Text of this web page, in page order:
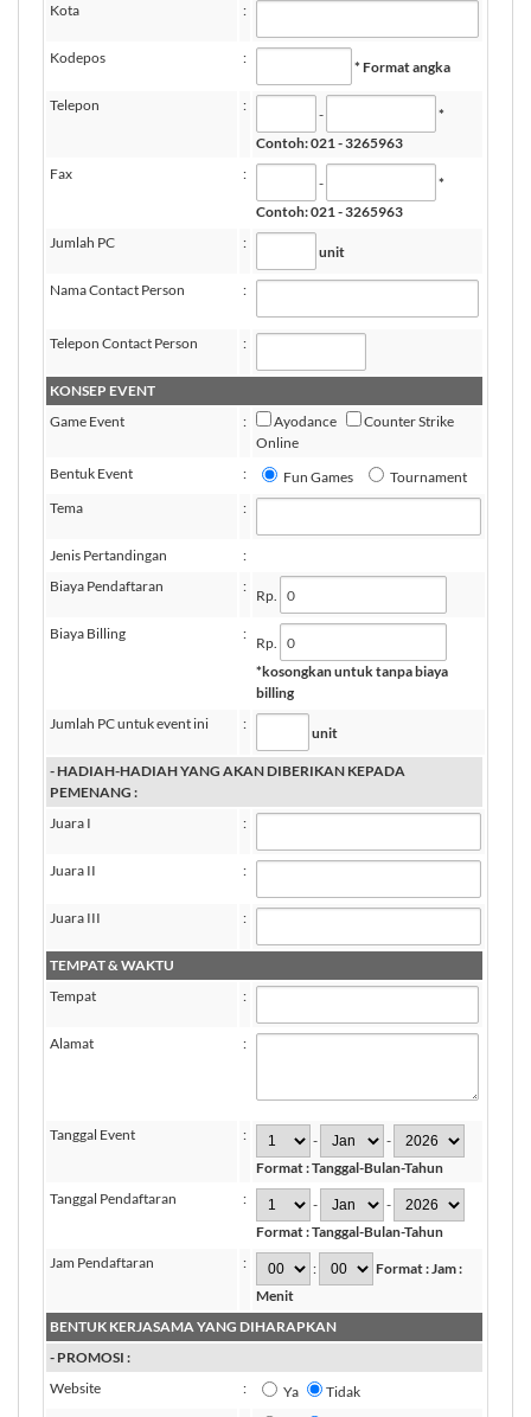
Kota :
Kodepos : * Format angka
Telepon : -
*
Contoh: 021 - 3265963
Fax
: -
*
Contoh: 021 - 3265963
Jumlah PC
: unit
Nama Contact Person :
Telepon Contact Person :
KONSEP EVENT
Game Event
: Ayodance
Counter Strike
Online
Bentuk Event
: Fun Games
Tournament
Tema
:
Jenis Pertandingan
:
Biaya Pendaftaran
: Rp.
Biaya Billing : Rp.
*kosongkan untuk tanpa biaya
billing
Jumlah PC untuk event ini
: unit
- HADIAH-HADIAH YANG AKAN DIBERIKAN KEPADA
PEMENANG :
Juara I
:
Juara II :
Juara III :
TEMPAT & WAKTU
Tempat
:
Alamat :
Tanggal Event : -
-
Format : Tanggal-Bulan-Tahun
Tanggal Pendaftaran
: -
-
Format : Tanggal-Bulan-Tahun
Jam Pendaftaran
: :
Format : Jam :
Menit
BENTUK KERJASAMA YANG DIHARAPKAN
- PROMOSI :
Website
: Ya
Tidak